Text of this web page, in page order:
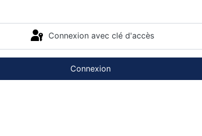
Connexion avec clé d'accès
Connexion